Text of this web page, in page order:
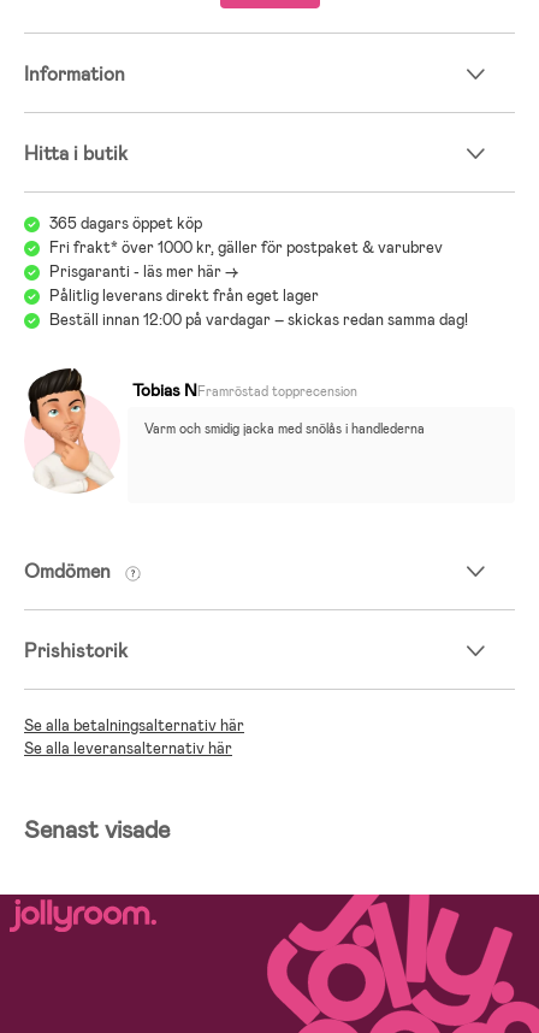
– Stoppning: 100 % polyester.
– Skaltyg: 100 % polyamid.
;
Information
Hitta i butik
365 dagars öppet köp
Fri frakt* över 1000 kr, gäller för postpaket & varubrev
Prisgaranti - läs mer här ->
Pålitlig leverans direkt från eget lager
Beställ innan 12:00 på vardagar – skickas redan samma dag!
Tobias NFramröstad topprecension
Varm och smidig jacka med snölås i handlederna
Omdömen
Prishistorik
Se alla betalningsalternativ här
Se alla leveransalternativ här
Senast visade